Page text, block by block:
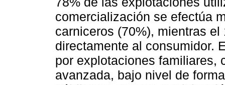
comercialización se efectúa
carniceros (70%), mientras
directamente al consumidor.
por explotaciones familiares,
avanzada, bajo nivel de